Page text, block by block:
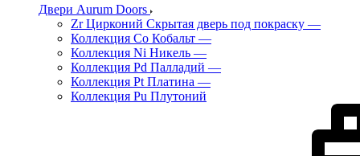
Двери Aurum Doors
Zr Цирконий Скрытая дверь под покраску —
Коллекция Co Кобальт —
Коллекция Ni Никель —
Коллекция Pd Палладий —
Коллекция Pt Платина —
Коллекция Pu Плутоний